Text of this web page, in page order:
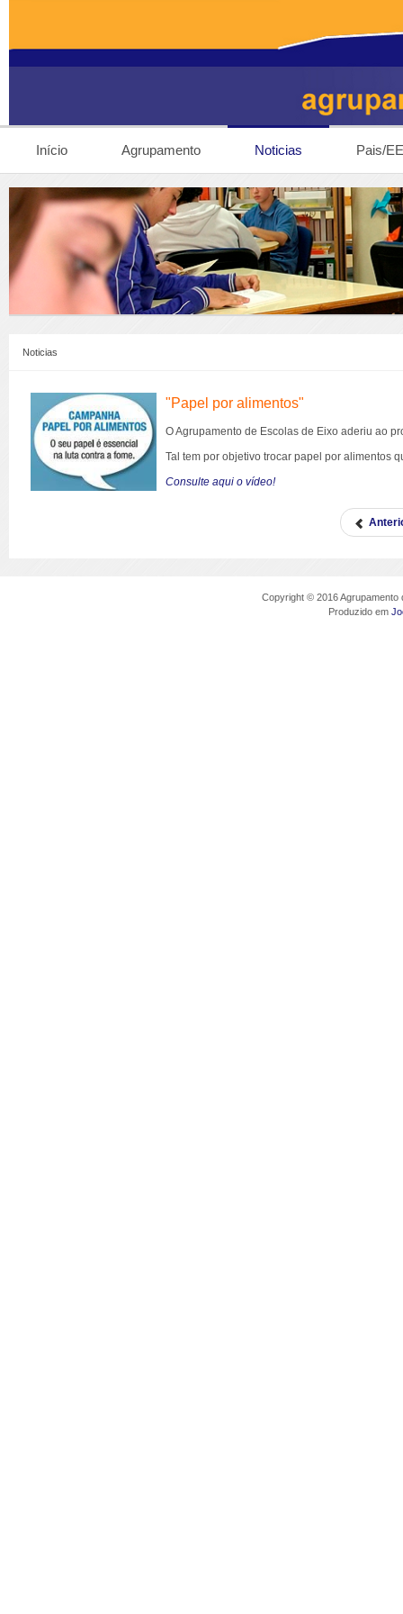
Início Agrupamento Noticias Pais/EE
Noticias
"Papel por alimentos"
O Agrupamento de Escolas de Eixo aderiu ao
Tal tem por objetivo trocar papel por alimentos
Consulte aqui o vídeo!
Copyright © 2016
Produzido em